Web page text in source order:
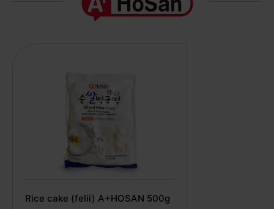
Rice cake (felii) A+HOSAN 500g